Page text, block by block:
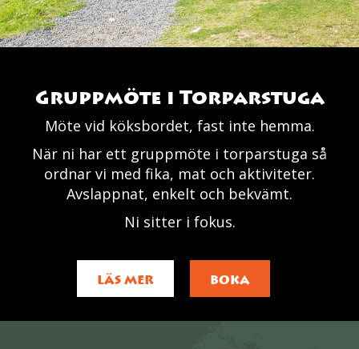
Gruppmöte i Torparstuga
Möte vid köksbordet, fast inte hemma.
När ni har ett gruppmöte i torparstuga så
ordnar vi med fika, mat och aktiviteter.
Avslappnat, enkelt och bekvämt.
Ni sitter i fokus.
LÄS MER BOKA